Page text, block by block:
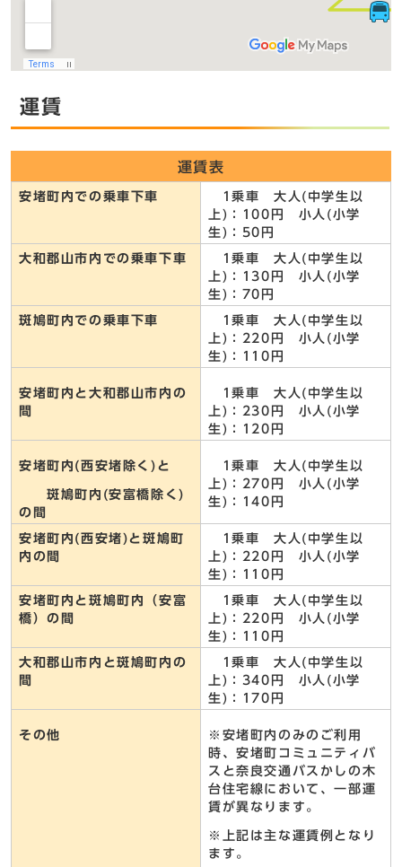
運賃
運賃表
安堵町内での乗車下車
1乗車 大人(中学生以
上)：100円 小人(小学
生)：50円
大和郡山市内での乗車下車
1乗車 大人(中学生以
上)：130円 小人(小学
生)：70円
斑鳩町内での乗車下車
1乗車 大人(中学生以
上)：220円 小人(小学
生)：110円
安堵町内と大和郡山市内の
間
1乗車 大人(中学生以
上)：230円 小人(小学
生)：120円
安堵町内(西安堵除く)と
斑鳩町内(安富橋除く)
の間
1乗車 大人(中学生以
上)：270円 小人(小学
生)：140円
安堵町内(西安堵)と斑鳩町
内の間
1乗車 大人(中学生以
上)：220円 小人(小学
生)：110円
安堵町内と斑鳩町内（安富
橋）の間
1乗車 大人(中学生以
上)：220円 小人(小学
生)：110円
大和郡山市内と斑鳩町内の
間
1乗車 大人(中学生以
上)：340円 小人(小学
生)：170円
その他
※安堵町内のみのご利用
時、安堵町コミュニティバ
スと奈良交通バスかしの木
台住宅線において、一部運
賃が異なります。
※上記は主な運賃例となり
ます。